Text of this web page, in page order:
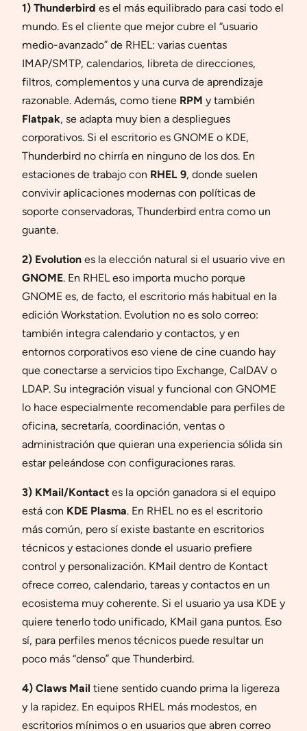
1) Thunderbird es el más equilibrado para casi todo el
mundo. Es el cliente que mejor cubre el “usuario
medio-avanzado” de RHEL: varias cuentas
IMAP/SMTP, calendarios, libreta de direcciones,
filtros, complementos y una curva de aprendizaje
razonable. Además, como tiene RPM y también
Flatpak, se adapta muy bien a despliegues
corporativos. Si el escritorio es GNOME o KDE,
Thunderbird no chirría en ninguno de los dos. En
estaciones de trabajo con RHEL 9, donde suelen
convivir aplicaciones modernas con políticas de
soporte conservadoras, Thunderbird entra como un
guante.
2) Evolution es la elección natural si el usuario vive en
GNOME. En RHEL eso importa mucho porque
GNOME es, de facto, el escritorio más habitual en la
edición Workstation. Evolution no es solo correo:
también integra calendario y contactos, y en
entornos corporativos eso viene de cine cuando hay
que conectarse a servicios tipo Exchange, CalDAV o
LDAP. Su integración visual y funcional con GNOME
lo hace especialmente recomendable para perfiles de
oficina, secretaría, coordinación, ventas o
administración que quieran una experiencia sólida sin
estar peleándose con configuraciones raras.
3) KMail/Kontact es la opción ganadora si el equipo
está con KDE Plasma. En RHEL no es el escritorio
más común, pero sí existe bastante en escritorios
técnicos y estaciones donde el usuario prefiere
control y personalización. KMail dentro de Kontact
ofrece correo, calendario, tareas y contactos en un
ecosistema muy coherente. Si el usuario ya usa KDE y
quiere tenerlo todo unificado, KMail gana puntos. Eso
sí, para perfiles menos técnicos puede resultar un
poco más “denso” que Thunderbird.
4) Claws Mail tiene sentido cuando prima la ligereza
y la rapidez. En equipos RHEL más modestos, en
escritorios mínimos o en usuarios que abren correo